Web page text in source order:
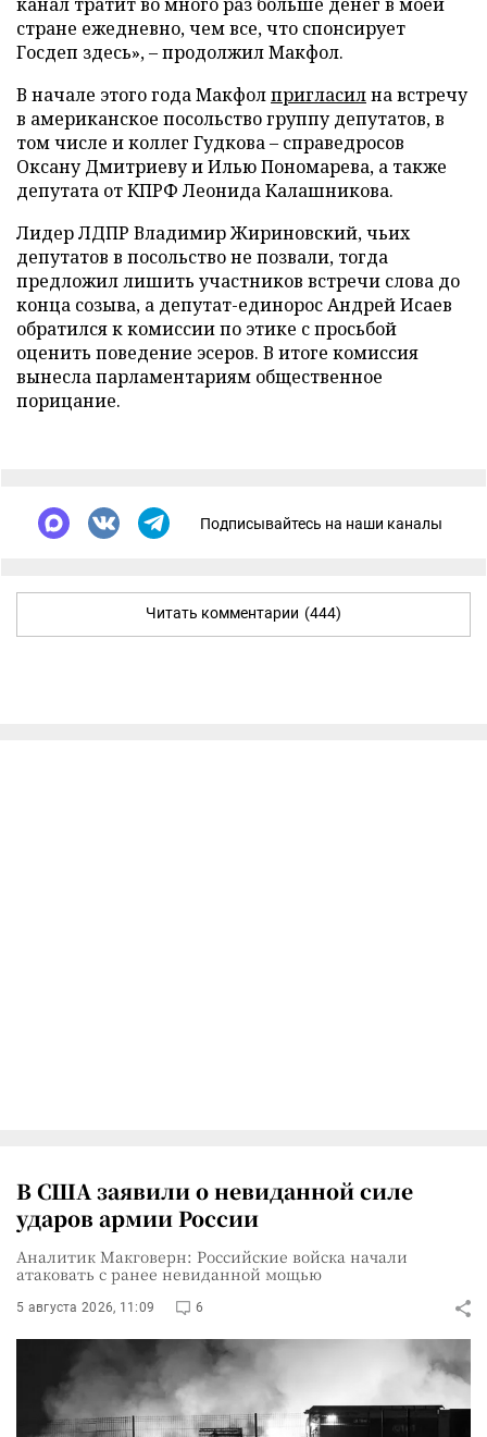
стране ежедневно, чем все, что спонсирует
Госдеп здесь», – продолжил Макфол.
В начале этого года Макфолпригласилна встречу
в американское посольство группу депутатов, в
том числе и коллег Гудкова – справедросов
Оксану Дмитриеву и Илью Пономарева, а также
депутата от КПРФ Леонида Калашникова.
Лидер ЛДПР Владимир Жириновский, чьих
депутатов в посольство не позвали, тогда
предложил лишить участников встречи слова до
конца созыва, а депутат-единорос Андрей Исаев
обратился к комиссии по этике с просьбой
оценить поведение эсеров. В итоге комиссия
вынесла парламентариям общественное
порицание.
Подписывайтесь на наши каналы
Читать комментарии (444)
В США заявили о невиданной силе
ударов армии России
Аналитик Макговерн: Российские войска начали
атаковать с ранее невиданной мощью
5 августа 2026, 11:09 6